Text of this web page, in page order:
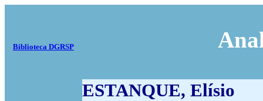
Biblioteca DGRSP
ESTANQUE, Elísio